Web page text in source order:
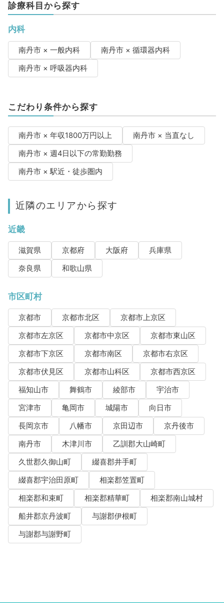
診療科目から探す
内科
南丹市 × 一般内科
南丹市 × 循環器内科
南丹市 × 呼吸器内科
こだわり条件から探す
南丹市 × 年収1800万円以上
南丹市 × 当直なし
南丹市 × 週4日以下の常勤勤務
南丹市 × 駅近・徒歩圏内
近隣のエリアから探す
近畿
滋賀県 京都府 大阪府
兵庫県
奈良県
和歌山県
市区町村
京都市 京都市北区
京都市上京区
京都市左京区
京都市中京区
京都市東山区
京都市下京区
京都市南区
京都市右京区
京都市伏見区
京都市山科区
京都市西京区
福知山市
舞鶴市 綾部市
宇治市
宮津市
亀岡市 城陽市
向日市
長岡京市
八幡市 京田辺市
京丹後市
南丹市
木津川市
乙訓郡大山崎町
久世郡久御山町
綴喜郡井手町
綴喜郡宇治田原町
相楽郡笠置町
相楽郡和束町
相楽郡精華町
相楽郡南山城村
船井郡京丹波町
与謝郡伊根町
与謝郡与謝野町